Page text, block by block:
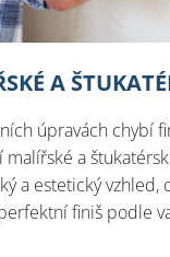
A
úpravách chybí
a
a estetický vzhled,
finiš podle